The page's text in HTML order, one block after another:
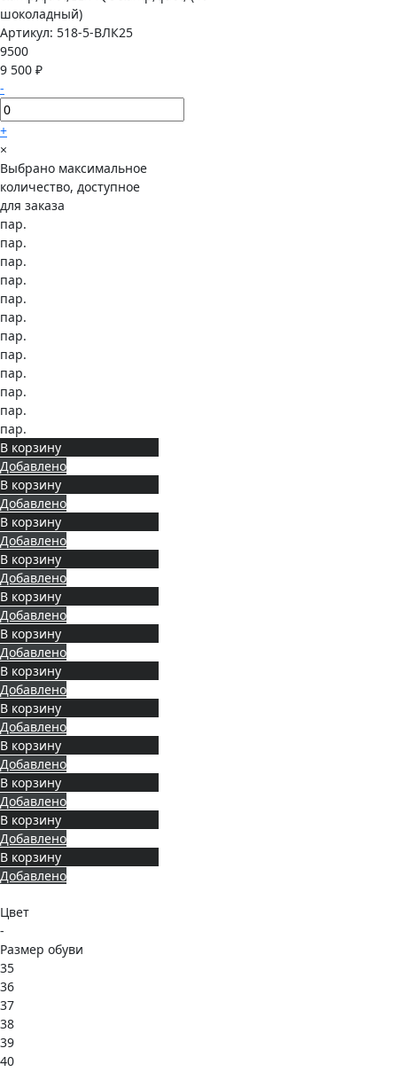
Артикул: 518-5-ВЛК25
9500
9 500 ₽
-
+
×
Выбрано максимальное
количество, доступное
для заказа
пар.
пар.
пар.
пар.
пар.
пар.
пар.
пар.
пар.
пар.
пар.
пар.
В корзину
Добавлено
В корзину
Добавлено
В корзину
Добавлено
В корзину
Добавлено
В корзину
Добавлено
В корзину
Добавлено
В корзину
Добавлено
В корзину
Добавлено
В корзину
Добавлено
В корзину
Добавлено
В корзину
Добавлено
В корзину
Добавлено
Цвет
-
Размер обуви
35
36
37
38
39
40